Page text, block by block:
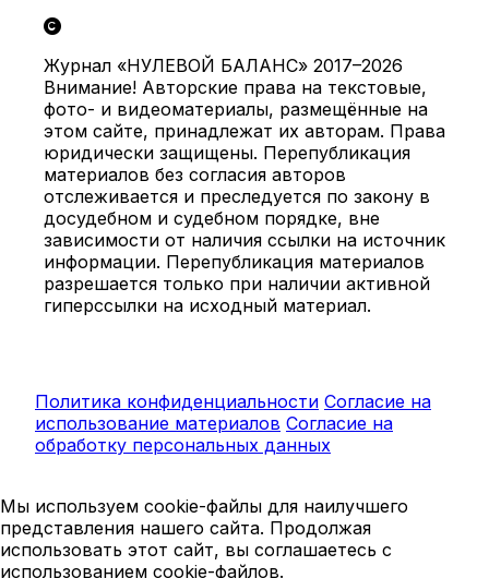
Журнал «НУЛЕВОЙ БАЛАНС» 2017–2026
Внимание! Авторские права на текстовые,
фото- и видеоматериалы, размещённые на
этом сайте, принадлежат их авторам. Права
юридически защищены. Перепубликация
материалов без согласия авторов
отслеживается и преследуется по закону в
досудебном и судебном порядке, вне
зависимости от наличия ссылки на источник
информации. Перепубликация материалов
разрешается только при наличии активной
гиперссылки на исходный материал.
Политика конфиденциальности Согласие на
использование материалов Согласие на
обработку персональных данных
Мы используем cookie-файлы для наилучшего
представления нашего сайта. Продолжая
использовать этот сайт, вы соглашаетесь с
использованием cookie-файлов.